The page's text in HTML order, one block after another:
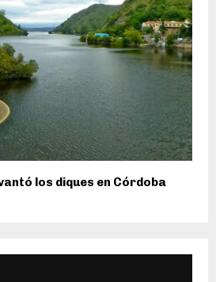
los diques en Córdoba